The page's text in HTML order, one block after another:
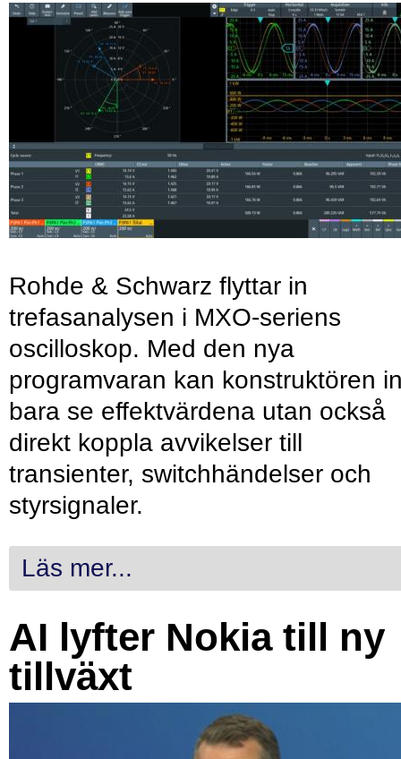
Rohde & Schwarz flyttar in
trefasanalysen i MXO-seriens
oscilloskop. Med den nya
programvaran kan konstruktören
bara se effektvärdena utan också
direkt koppla avvikelser till
transienter, switchhändelser och
styrsignaler.
Läs mer...
AI lyfter Nokia till ny
tillväxt